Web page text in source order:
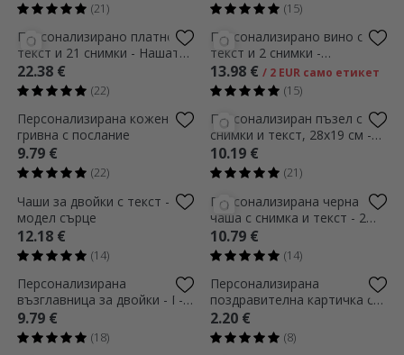
(21) (15)
Персонализирано платно с
текст и 21 снимки - Нашата
история
22.38 €
(22)
Персонализирано вино с
текст и 2 снимки -
Годишнина
13.98 € / 2 EUR само етикет
(15)
Персонализирана кожена
гривна с послание
9.79 €
(22)
Персонализиран пъзел с 4
снимки и текст, 28x19 см -
Сладки спомени
10.19 €
(21)
Чаши за двойки с текст -
модел сърце
12.18 €
(14)
Персонализирана черна
чаша с снимка и текст - 2
души
10.79 €
(14)
Персонализирана
възглавница за двойки - Г-н
и Г-жа
9.79 €
(18)
Персонализирана
поздравителна картичка с
текст - Любовно писмо
2.20 €
(8)